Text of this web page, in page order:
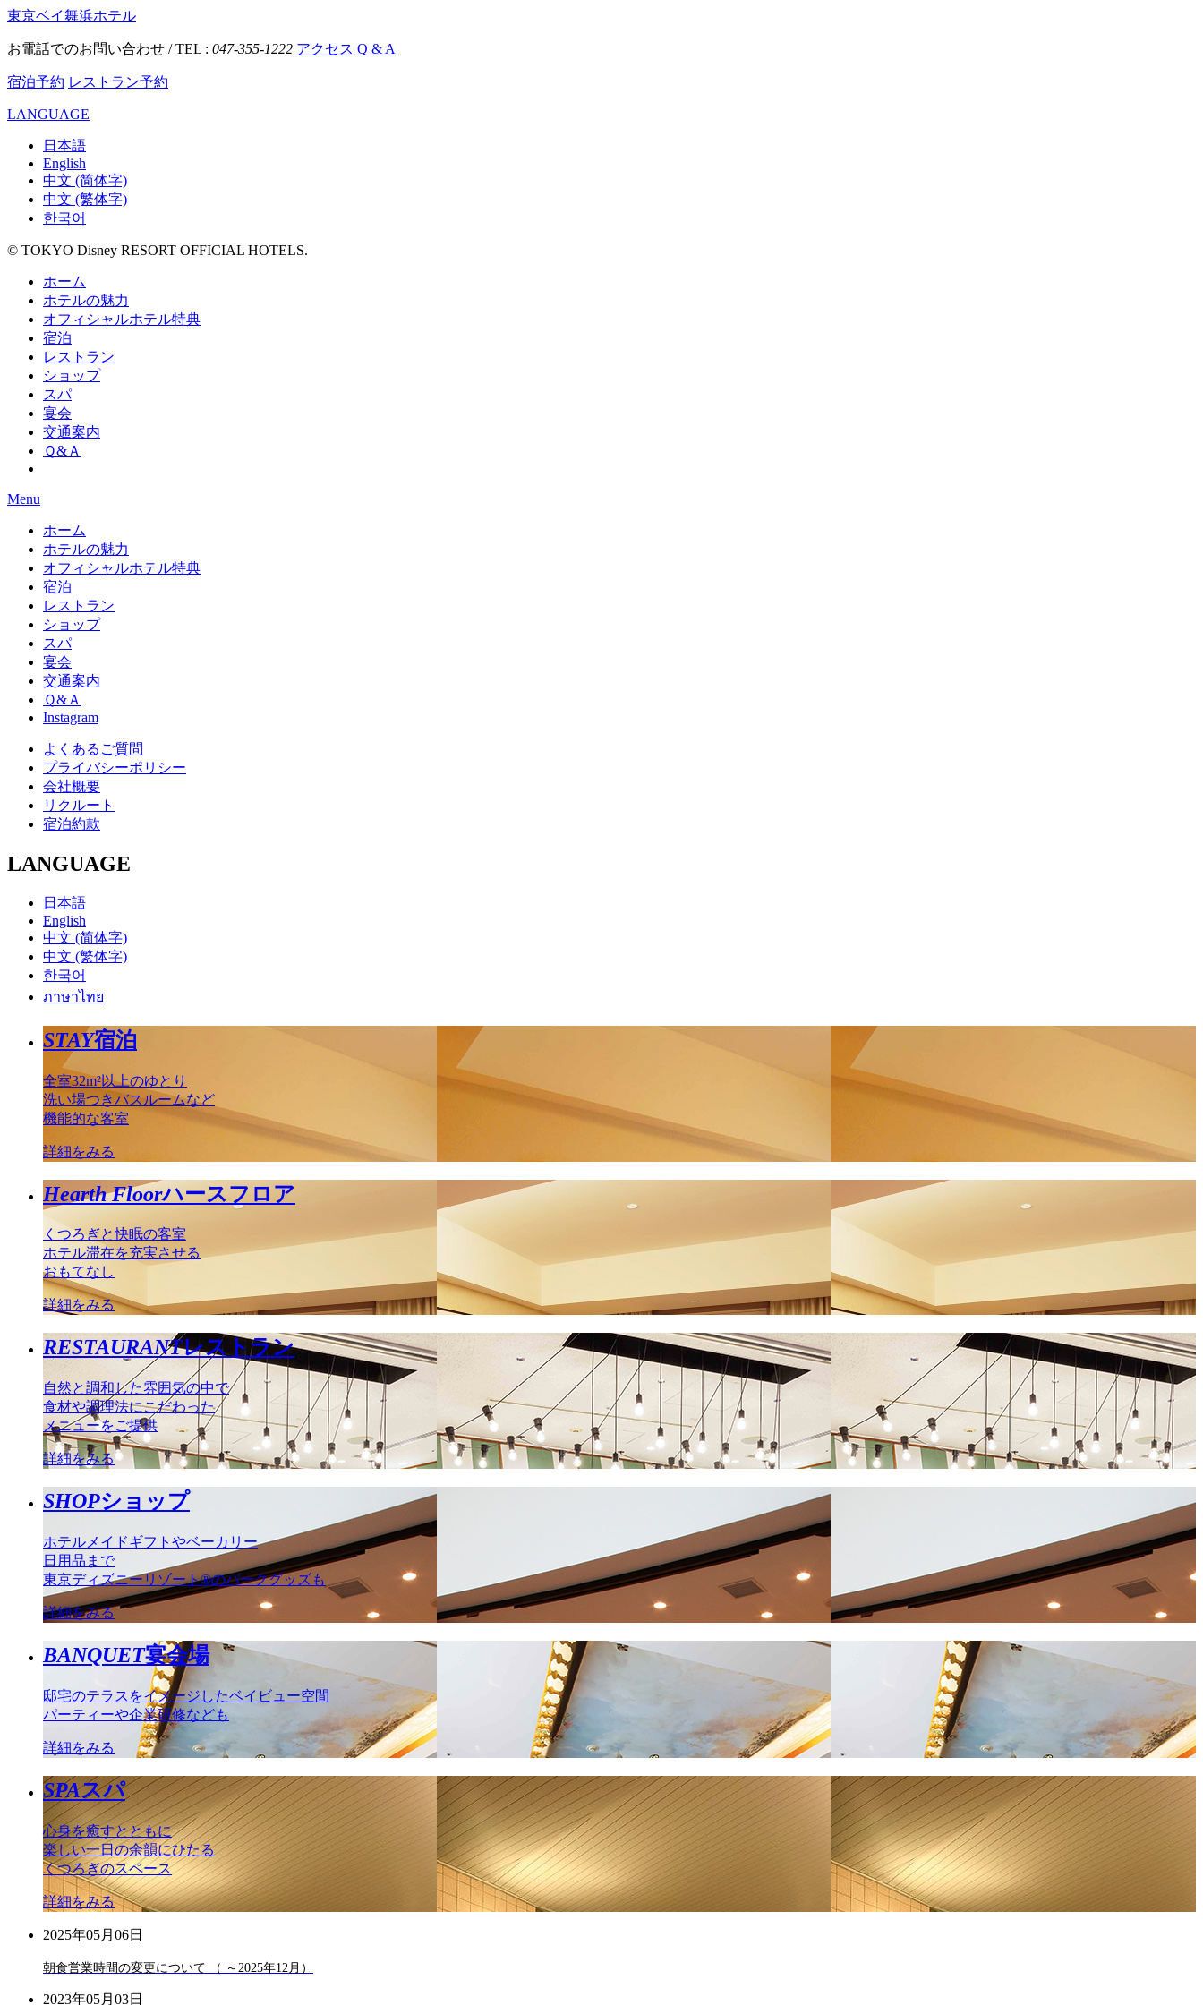
東京ベイ舞浜ホテル
お電話でのお問い合わせ / TEL : 047-355-1222 アクセス Q & A
宿泊予約 レストラン予約
LANGUAGE
日本語
English
中文 (简体字)
中文 (繁体字)
한국어
© TOKYO Disney RESORT OFFICIAL HOTELS.
ホーム
ホテルの魅力
オフィシャルホテル特典
宿泊
レストラン
ショップ
スパ
宴会
交通案内
Ｑ&Ａ
Menu
ホーム
ホテルの魅力
オフィシャルホテル特典
宿泊
レストラン
ショップ
スパ
宴会
交通案内
Ｑ&Ａ
Instagram
よくあるご質問
プライバシーポリシー
会社概要
リクルート
宿泊約款
LANGUAGE
日本語
English
中文 (简体字)
中文 (繁体字)
한국어
ภาษาไทย
STAY宿泊
全室32m²以上のゆとり
洗い場つきバスルームなど
機能的な客室
詳細をみる
Hearth Floorハースフロア
くつろぎと快眠の客室
ホテル滞在を充実させる
おもてなし
詳細をみる
RESTAURANTレストラン
自然と調和した雰囲気の中で
食材や調理法にこだわった
メニューをご提供
詳細をみる
SHOPショップ
ホテルメイドギフトやベーカリー
日用品まで
東京ディズニーリゾート®のパークグッズも
詳細をみる
BANQUET宴会場
邸宅のテラスをイメージしたベイビュー空間
パーティーや企業研修なども
詳細をみる
SPAスパ
心身を癒すとともに
楽しい一日の余韻にひたる
くつろぎのスペース
詳細をみる
2025年05月06日
朝食営業時間の変更について （ ～2025年12月）
2023年05月03日